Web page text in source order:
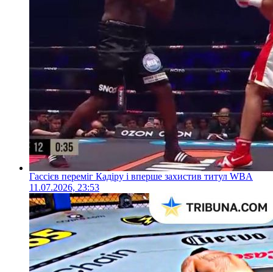
Гассієв переміг Кадіру і вперше захистив титул WBA
11.07.2026, 23:53